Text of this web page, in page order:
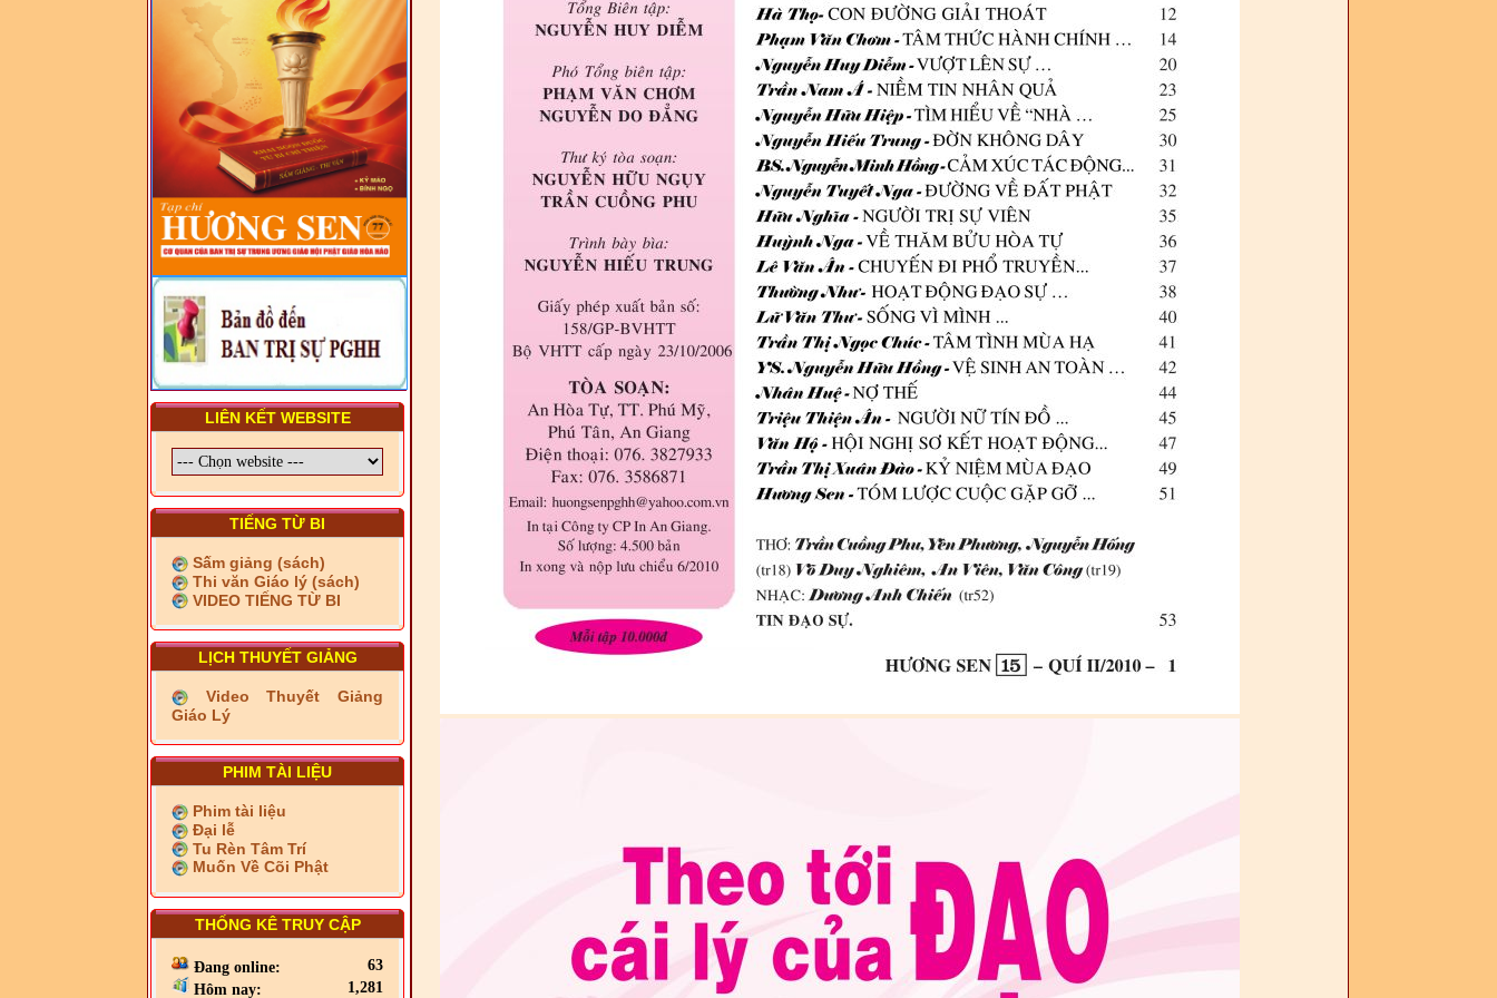
- LỚP TẬP HUẤN LỊCH SỬ,
PHÁP LUẬT VIỆT NAM VÀ
HIẾN CHƯƠNG GIÁO HỘI
PGHH NHIỆM KỲ VI (2024-
2029) CHO TRỊ SỰ VIÊN
TRUNG ƯƠNG, BAN ĐẠI
DIỆN TỈNH VÀ GIÁO LÝ
VIÊN - CHUYÊN ĐỀ: SỰ RA
ĐỜI, BẢN CHẤT, CHỨC
NĂNG VÀ HÌNH THỨC CỦA
NƯỚC CHXHCN VIỆT NAM
LIÊN KẾT WEBSITE
TIẾNG TỪ BI
Sấm giảng (sách)
Thi văn Giáo lý (sách)
VIDEO TIẾNG TỪ BI
LỊCH THUYẾT GIẢNG
Video Thuyết Giảng
Giáo Lý
PHIM TÀI LIỆU
Phim tài liệu
Đại lễ
Tu Rèn Tâm Trí
Muốn Về Cõi Phật
THỐNG KÊ TRUY CẬP
Đang online:
63
Hôm nay:
1,281